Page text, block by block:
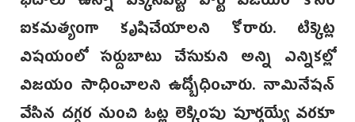
ఐకమత్యంగా కృషిచేయాలని కోరారు. టిక్కెట్ల
విషయంలో సర్దుబాటు చేసుకుని అన్ని ఎన్నికల్లో
విజయం సాధించాలని ఉద్బోధించారు. నామినేషన్‌
వేసిన దగ్గర నుంచి ఓట్ల లెక్కింపు పూర్తయ్యే వరకూ